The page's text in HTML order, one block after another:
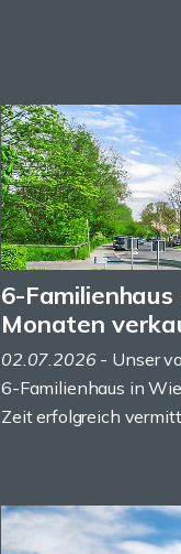
6-
Monaten
02.07.2026- Unser
6-Familienhaus in
Zeit erfolgreich